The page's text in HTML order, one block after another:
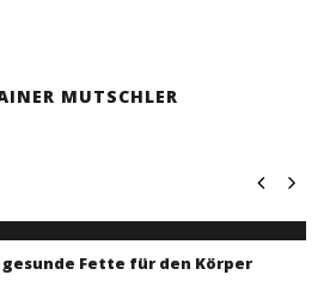
MUTSCHLER
gesunde Fette für den Körper